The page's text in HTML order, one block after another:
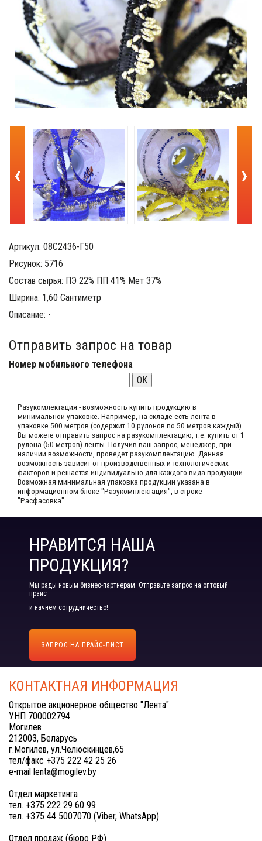
‹ ›
Артикул: 08С2436-Г50
Рисунок: 5716
Состав сырья: ПЭ 22% ПП 41% Мет 37%
Ширина: 1,60 Сантиметр
Описание: -
Отправить запрос на товар
Номер мобильного телефона
OK
Разукомлектация - возможность купить продукцию в
минимальной упаковке. Например, на складе​ есть лента в
упаковке 500 метров (содержит 10 рулонов по 50 метров каждый).​
Вы можете отправить запрос на разукомплектацию, т.е. купить от 1
рулона (50 метров) ленты. Получив ваш запрос,​ менеджер, при
наличии возможности, проведет разукомплектацию. Данная
возможность зависит от производственных​ и технологических
факторов и решается индивидуально для каждого вида продукции.​
Возможная минимальная упаковка продукции указана в
информационном блоке "Разукомплектация", в строке
"Расфасовка".
НРАВИТСЯ НАША
ПРОДУКЦИЯ?
Мы рады новым бизнес-партнерам. Отправьте запрос на оптовый
прайс
и начнем сотрудничество!
ЗАПРОС НА ПРАЙС-ЛИСТ
КОНТАКТНАЯ ИНФОРМАЦИЯ
Открытое акционерное общество "Лента"
УНП 700002794
Могилев
212003, Беларусь
г.Могилев, ул.Челюскинцев,65
тел/факс +375 222 42 25 26
e-mail lenta@mogilev.by
Отдел маркетинга
тел. +375 222 29 60 99
тел. +375 44 5007070 (Viber, WhatsApp)
Отдел продаж (бюро РФ)